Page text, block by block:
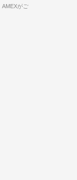
AMEXがご